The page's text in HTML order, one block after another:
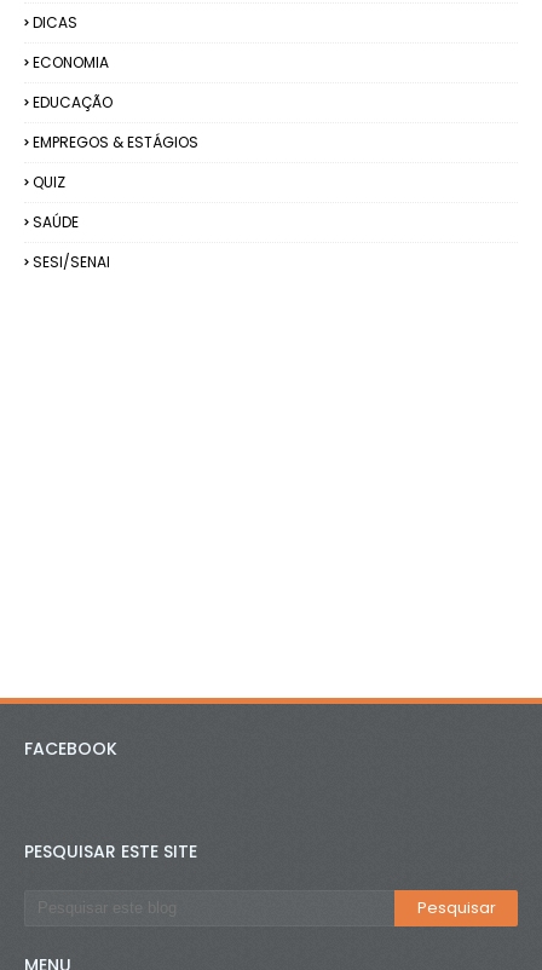
DICAS
ECONOMIA
EDUCAÇÃO
EMPREGOS & ESTÁGIOS
QUIZ
SAÚDE
SESI/SENAI
FACEBOOK
PESQUISAR ESTE SITE
MENU